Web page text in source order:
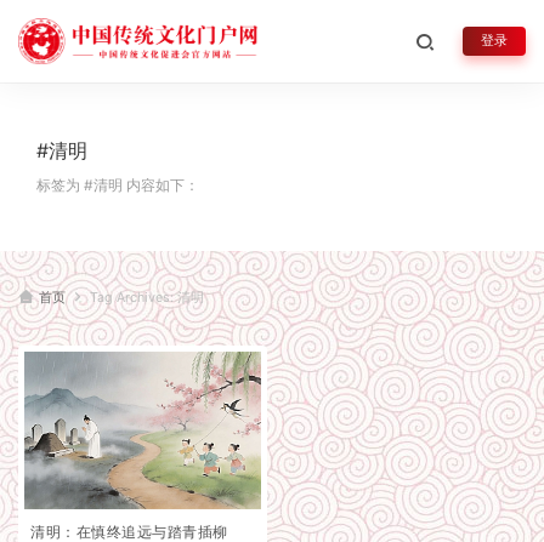
登录
#清明
标签为 #清明 内容如下：
首页 Tag Archives: 清明
清明：在慎终追远与踏青插柳